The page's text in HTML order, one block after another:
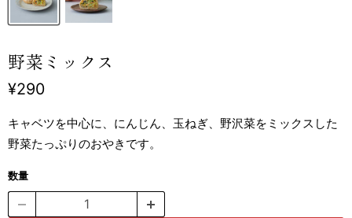
野菜ミックス
現在の価格
¥290
キャベツを中心に、にんじん、玉ねぎ、野沢菜をミックスした
野菜たっぷりのおやきです。
数量